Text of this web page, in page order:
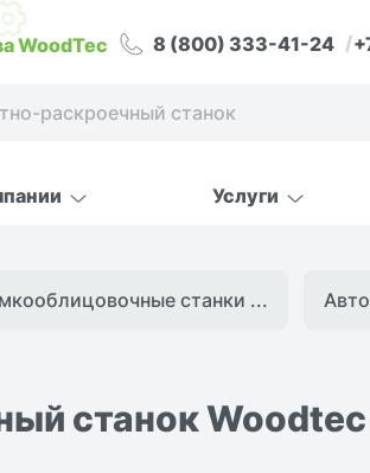
WoodTec 8 (800) 333-41-24
Услуги
cтанки ...
станок